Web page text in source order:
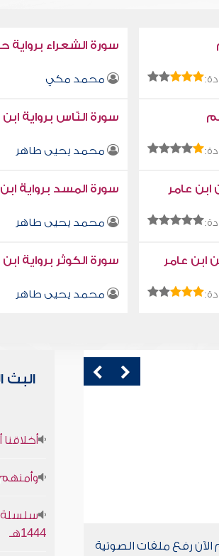
سورة الشعراء
محمد مكي
سورة النّاس برواية
محمد يحيى طاهر
ابن عامر سورة المسد برواية
محمد يحيى طاهر
ابن عامر سورة الكوثر برواية
محمد يحيى طاهر
في فنون
محمد
رفع ملفات الصوتية
البث
سلسلة
1444هـ